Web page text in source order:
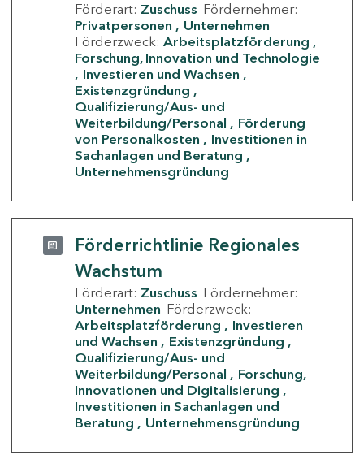
Förderart: Zuschuss Fördernehmer:
Privatpersonen
Unternehmen
Förderzweck: Arbeitsplatzförderung
Forschung, Innovation und Technologie
Investieren und Wachsen
Existenzgründung
Qualifizierung/Aus- und
Weiterbildung/Personal
Förderung
von Personalkosten
Investitionen in
Sachanlagen und Beratung
Unternehmensgründung
Förderrichtlinie Regionales
Wachstum
Förderart: Zuschuss Fördernehmer:
Unternehmen Förderzweck:
Arbeitsplatzförderung
Investieren
und Wachsen
Existenzgründung
Qualifizierung/Aus- und
Weiterbildung/Personal
Forschung,
Innovationen und Digitalisierung
Investitionen in Sachanlagen und
Beratung
Unternehmensgründung